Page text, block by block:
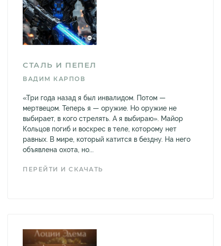
СТАЛЬ И ПЕПЕЛ
ВАДИМ КАРПОВ
«Три года назад я был инвалидом. Потом —
мертвецом. Теперь я — оружие. Но оружие не
выбирает, в кого стрелять. А я выбираю». Майор
Кольцов погиб и воскрес в теле, которому нет
равных. В мире, который катится в бездну. На него
объявлена охота, но...
ПЕРЕЙТИ И СКАЧАТЬ